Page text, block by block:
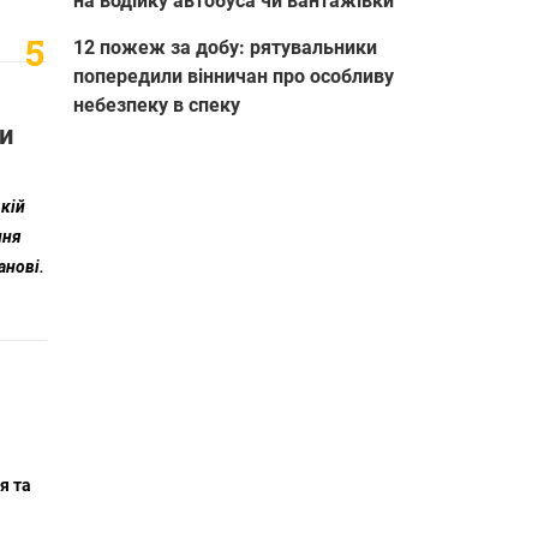
та
12 пожеж за добу: рятувальники
попередили вінничан про особливу
небезпеку в спеку